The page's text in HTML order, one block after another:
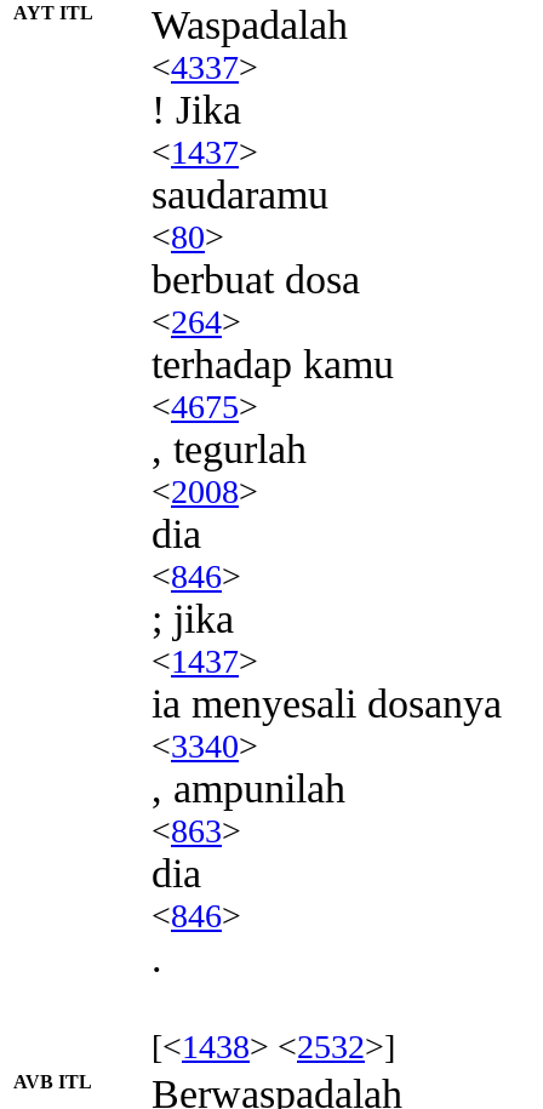
AYT ITL Waspadalah
<4337>
! Jika
<1437>
saudaramu
<80>
berbuat dosa
<264>
terhadap kamu
<4675>
, tegurlah
<2008>
dia
<846>
; jika
<1437>
ia menyesali dosanya
<3340>
, ampunilah
<863>
dia
<846>
.
[<1438> <2532>]
AVB ITL Berwaspadalah